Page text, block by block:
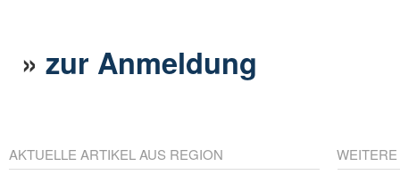
»zur Anmeldung
AKTUELLE ARTIKEL AUS REGION